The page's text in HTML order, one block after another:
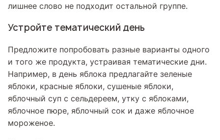
лишнее слово не подходит остальной группе.
Устройте тематический день
Предложите попробовать разные варианты одного
и того же продукта, устраивая тематические дни.
Например, в день яблока предлагайте зеленые
яблоки, красные яблоки, сушеные яблоки,
яблочный суп с сельдереем, утку с яблоками,
яблочное пюре, яблочный сок и даже яблочное
мороженое.